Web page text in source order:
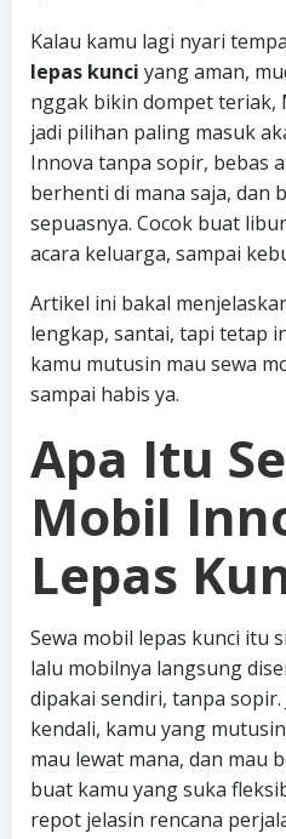
Kalau kamu lagi nyari
lepas kunci yang aman,
nggak bikin dompet teriak,
jadi pilihan paling masuk
Innova tanpa sopir, bebas
berhenti di mana saja, dan
sepuasnya. Cocok buat
acara keluarga, sampai
Artikel ini bakal
lengkap, santai, tapi tetap
kamu mutusin mau sewa
sampai habis ya.
Apa Itu
Mobil
Lepas
Sewa mobil lepas kunci itu
lalu mobilnya langsung
dipakai sendiri, tanpa
kendali, kamu yang
mau lewat mana, dan mau
buat kamu yang suka
repot jelasin rencana